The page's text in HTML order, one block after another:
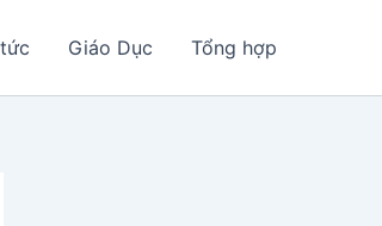
Giáo Dục Tổng hợp